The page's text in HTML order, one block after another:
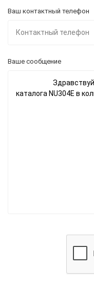
Ваш контактный телефон
Ваше сообщение